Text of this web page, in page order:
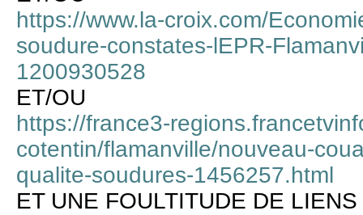
https://www.la-croix.com/
soudure-constates-lEPR-
1200930528
ET/OU
https://france3-
cotentin/flamanville/nouveau-
qualite-soudures-1456257.html
ET UNE FOULTITUDE DE LIENS